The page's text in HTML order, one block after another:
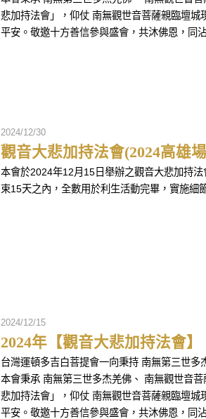
悲加持法會」，仰仗 南無觀世音菩薩親臨壇
平安。敬邀十方善信參與盛會，共沐佛恩，同沾
2024/12/30
觀音大悲加持法會(2024高雄
本會於2024年12月15日舉辦之觀音大悲加持
束15天之內，全數用於利生活動完畢，實施細
2024/12/15
2024年【觀音大悲加持法會
台灣運頓多吉白菩提會一向秉持 南無第三世
本會秉承 南無第三世多杰羌佛、 南無觀世音
悲加持法會」，仰仗 南無觀世音菩薩親臨壇
平安。敬邀十方善信參與盛會，共沐佛恩，同沾